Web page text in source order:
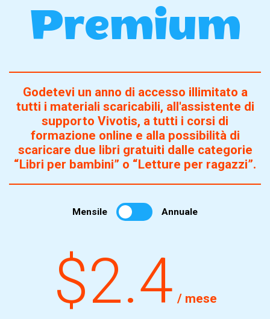
Premium
Godetevi un anno di accesso illimitato a
tutti i materiali scaricabili, all'assistente di
supporto Vivotis, a tutti i corsi di
formazione online e alla possibilità di
scaricare due libri gratuiti dalle categorie
“Libri per bambini” o “Letture per ragazzi”.
Mensile Annuale
$2.4 / mese